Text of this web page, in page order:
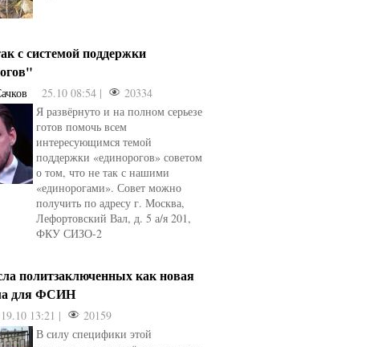
с системой поддержки
25.10 08:54 |
20334
Я развёрнуто и на полном серьезе
готов помочь всем
интересующимся темой
поддержки «единорогов» советом
о том, что не так с нашими
«единорогами». Совет можно
получить по адресу г. Москва,
Лефортовский Вал, д. 5 а/я 201,
ФКУ СИЗО-2
политзаключенных как новая
для ФСИН
19.10 13:21 |
20159
В силу специфики этой